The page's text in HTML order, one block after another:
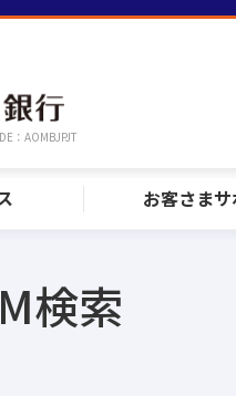
：AOMBJPJT
お客さま
検索